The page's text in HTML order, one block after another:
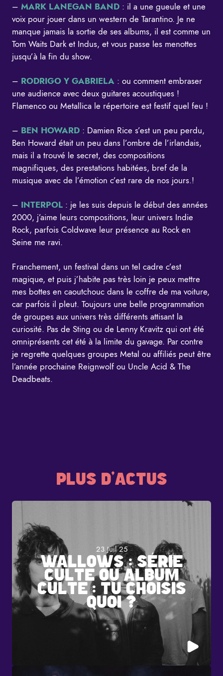
– MARK LANEGAN BAND : il a une gueule et une
voix pour jouer dans un western de Tarantino. Je ne
manque jamais la sortie de ses albums, il est comme un
Tom Waits Dark et Indus, et vous passe les menottes
jusqu’à la fin du show.
– RODRIGO Y GABRIELA : ou comment embraser
une audience avec deux guitares acoustiques !
Flamenco ou Metallica le répertoire est festif quel feu !
– BEN HOWARD : Damien Rice s’est un peu perdu,
Ben Howard était un peu dans l’ombre de l’irlandais,
mais il a trouvé le secret, des compositions
magnifiques, des prestations habitées, bref de la
musique avec de l’émotion c’est rare de nos jours.!
– INTERPOL : je les suis depuis le début des années
2000, j’aime leurs compositions, leur univers Indie
Rock, parfois Coldwave leur présence au Rock en
Seine me ravi.
Franchement, un festival dans un tel cadre c’est
magique, et puis j’habite pas très loin je peux mettre
mes bottes en caoutchouc dans le coffre de ma voiture,
car parfois il pleut. Toujours une belle programmation
de groupes aux univers très différents attisant la
curiosité. Pas de Sting ou de Lenny Kravitz qui ont été
omniprésents cet été à la limite du gavage. Par contre
je regrette quelques groupes Metal ou affiliés peut être
l’année prochaine Reignwolf ou Uncle Acid & The
Deadbeats.
PLUS D'ACTUS
23 Juil 25
WALLOWS : SÉRIE
CULTE OU ALBUM
CULTE : TU CHOISIS
QUOI ?